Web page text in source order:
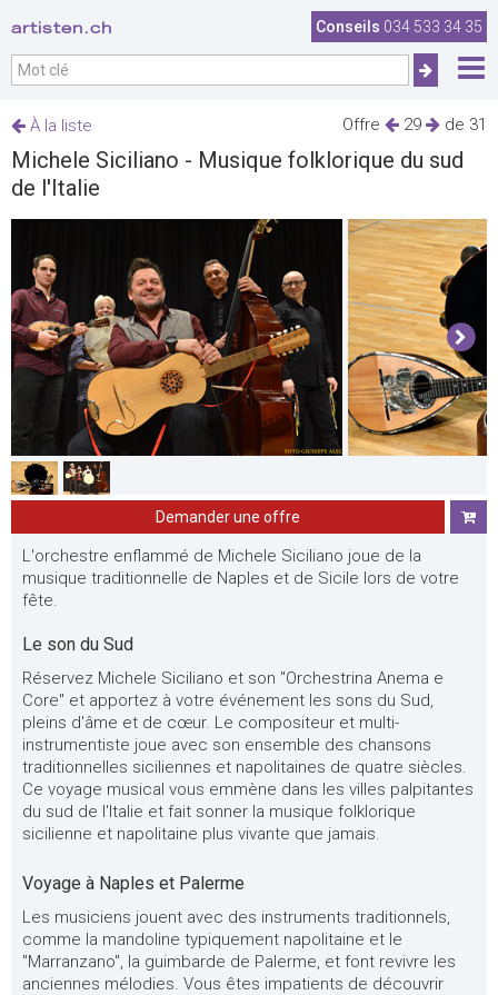
artisten.ch Conseils 034 533 34 35
Offre 29 de 31
À la liste
Michele Siciliano - Musique folklorique du sud
de l'Italie
Demander une offre
L'orchestre enflammé de Michele Siciliano joue de la
musique traditionnelle de Naples et de Sicile lors de votre
fête.
Le son du Sud
Réservez Michele Siciliano et son "Orchestrina Anema e
Core" et apportez à votre événement les sons du Sud,
pleins d'âme et de cœur. Le compositeur et multi-
instrumentiste joue avec son ensemble des chansons
traditionnelles siciliennes et napolitaines de quatre siècles.
Ce voyage musical vous emmène dans les villes palpitantes
du sud de l'Italie et fait sonner la musique folklorique
sicilienne et napolitaine plus vivante que jamais.
Voyage à Naples et Palerme
Les musiciens jouent avec des instruments traditionnels,
comme la mandoline typiquement napolitaine et le
"Marranzano", la guimbarde de Palerme, et font revivre les
anciennes mélodies. Vous êtes impatients de découvrir